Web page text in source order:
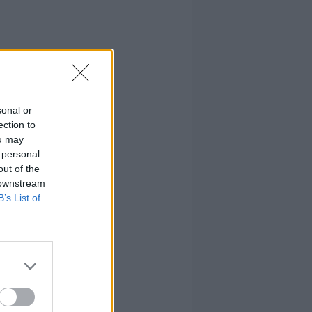
or
to
may
of the
List of